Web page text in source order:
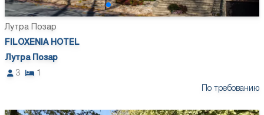
Лутра Позар
FILOXENIA HOTEL
Лутра Позар
3
1
По требованию